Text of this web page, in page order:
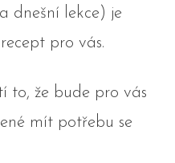
dnešní lekce) je
pro vás.
to, že bude pro vás
mít potřebu se